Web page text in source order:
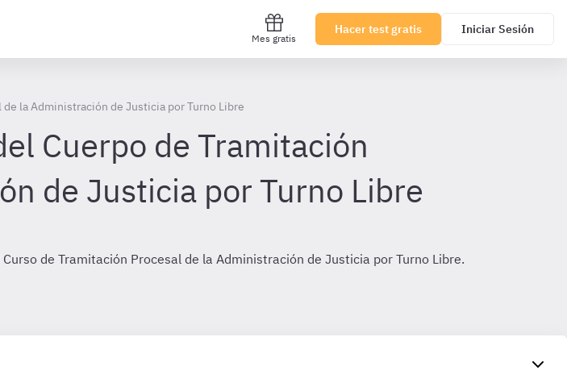
Mes gratis
Hacer test gratis Iniciar Sesión
la Administración de Justicia por Turno Libre
Cuerpo de Tramitación
de Justicia por Turno Libre
de Tramitación Procesal de la Administración de Justicia por Turno Libre.